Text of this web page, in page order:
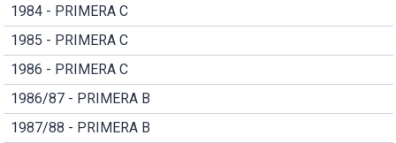
1984 - PRIMERA C
1985 - PRIMERA C
1986 - PRIMERA C
1986/87 - PRIMERA B
1987/88 - PRIMERA B